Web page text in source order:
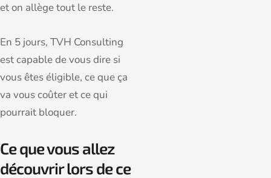
et on allège tout le reste.
En 5 jours, TVH Consulting
est capable de vous dire si
vous êtes éligible, ce que ça
va vous coûter et ce qui
pourrait bloquer.
Ce que vous allez
découvrir lors de ce